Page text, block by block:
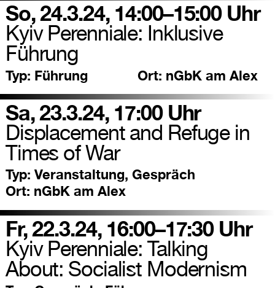
So, 24.3.24, 14:00–15:00 Uhr
Kyiv Perenniale: Inklusive
Führung
Typ: Führung Ort: nGbK am Alex
Sa, 23.3.24, 17:00 Uhr
Displacement and Refuge in
Times of War
Typ: Veranstaltung, Gespräch
Ort: nGbK am Alex
Fr, 22.3.24, 16:00–17:30 Uhr
Kyiv Perenniale: Talking
About: Socialist Modernism